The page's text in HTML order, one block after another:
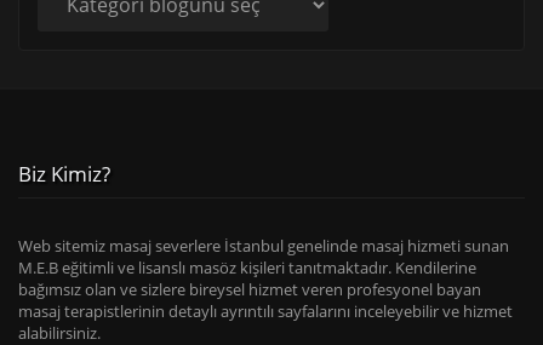
Biz Kimiz?
Web sitemiz masaj severlere İstanbul genelinde masaj hizmeti sunan
M.E.B eğitimli ve lisanslı masöz kişileri tanıtmaktadır. Kendilerine
bağımsız olan ve sizlere bireysel hizmet veren profesyonel bayan
masaj terapistlerinin detaylı ayrıntılı sayfalarını inceleyebilir ve hizmet
alabilirsiniz.